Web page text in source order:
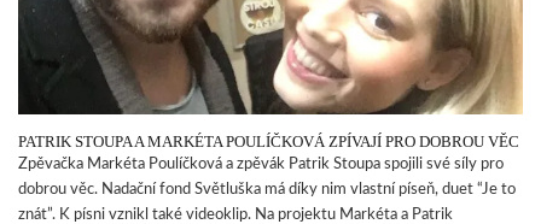
PATRIK STOUPA A MARKÉTA POULÍČKOVÁ ZPÍVAJÍ PRO DOBROU VĚC
Zpěvačka Markéta Poulíčková a zpěvák Patrik Stoupa spojili své síly pro
dobrou věc. Nadační fond Světluška má díky nim vlastní píseň, duet “Je to
znát”. K písni vznikl také videoklip. Na projektu Markéta a Patrik